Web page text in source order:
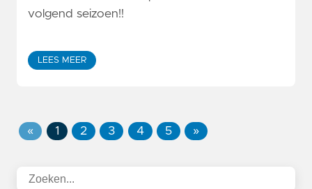
volgend seizoen!!
LEES MEER
« 1 2 3 4 5 »